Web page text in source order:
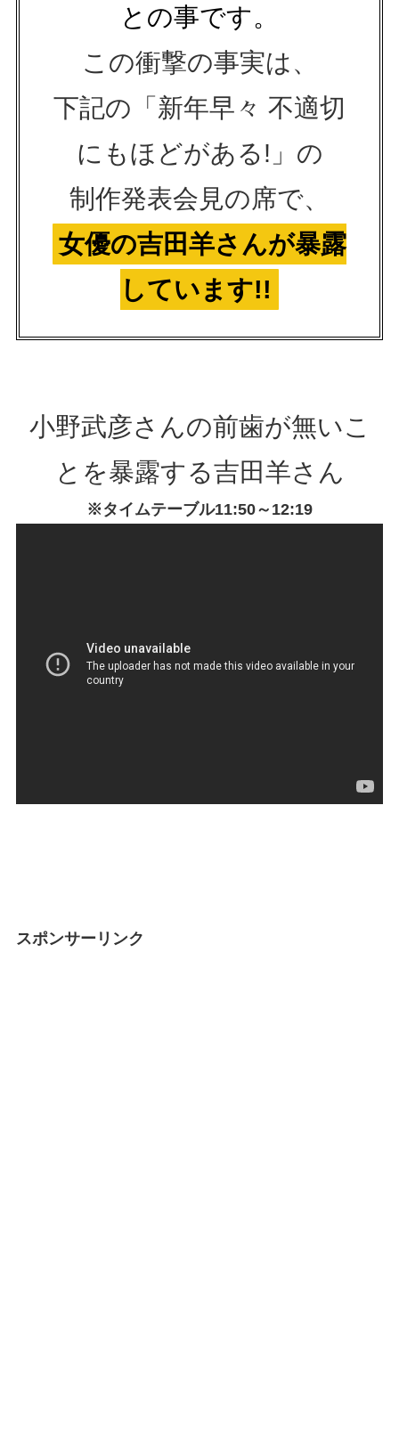
との事です。
この衝撃の事実は、
下記の「新年早々 不適切
にもほどがある!」の
制作発表会見の席で、
女優の吉田羊さんが暴露
しています!!
小野武彦さんの前歯が無いこ
とを暴露する吉田羊さん
※タイムテーブル11:50～12:19
スポンサーリンク